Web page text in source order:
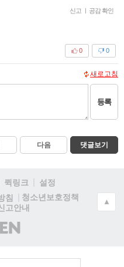
신고 | 공감 확인
0
0
새로고침
등록
다음 댓글보기
퀵링크
설정
침
청소년보호정책
고안내
)
▲